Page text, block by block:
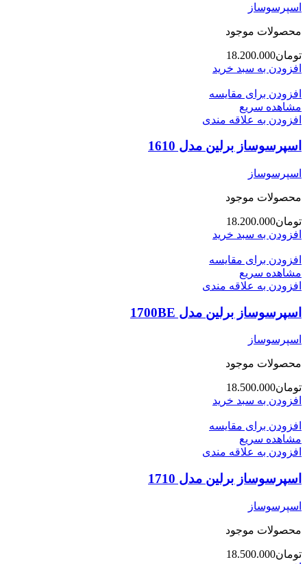
اسپرسوساز
محصولات موجود
تومان18.200.000
افزودن به سبد خرید
افزودن برای مقایسه
مشاهده سریع
افزودن به علاقه مندی
اسپرسوساز برلین مدل 1610
اسپرسوساز
محصولات موجود
تومان18.200.000
افزودن به سبد خرید
افزودن برای مقایسه
مشاهده سریع
افزودن به علاقه مندی
اسپرسوساز برلین مدل 1700BE
اسپرسوساز
محصولات موجود
تومان18.500.000
افزودن به سبد خرید
افزودن برای مقایسه
مشاهده سریع
افزودن به علاقه مندی
اسپرسوساز برلین مدل 1710
اسپرسوساز
محصولات موجود
تومان18.500.000